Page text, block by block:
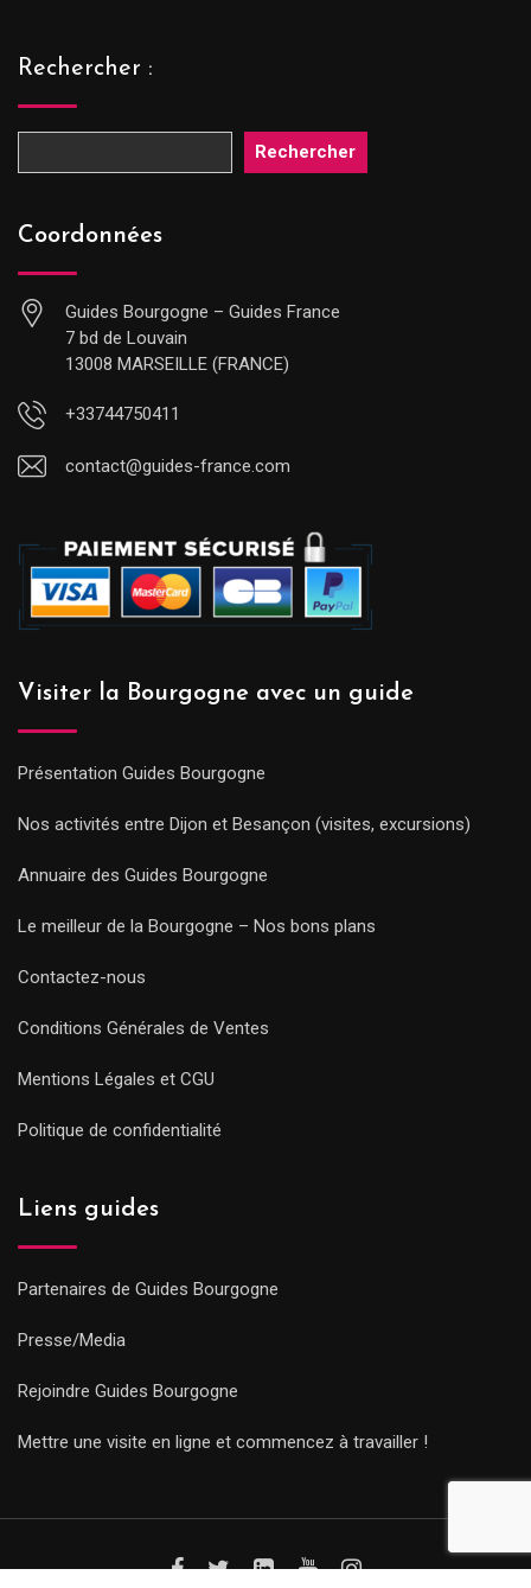
Rechercher :
Rechercher
Coordonnées
Guides Bourgogne – Guides France
7 bd de Louvain
13008 MARSEILLE (FRANCE)
+33744750411
contact@guides-france.com
Visiter la Bourgogne avec un guide
Présentation Guides Bourgogne
Nos activités entre Dijon et Besançon (visites, excursions)
Annuaire des Guides Bourgogne
Le meilleur de la Bourgogne – Nos bons plans
Contactez-nous
Conditions Générales de Ventes
Mentions Légales et CGU
Politique de confidentialité
Liens guides
Partenaires de Guides Bourgogne
Presse/Media
Rejoindre Guides Bourgogne
Mettre une visite en ligne et commencez à travailler !